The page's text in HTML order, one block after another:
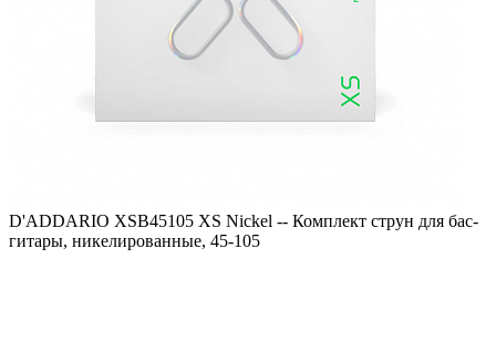
D'ADDARIO XSB45105 XS Nickel -- Комплект струн для бас-
гитары, никелированные, 45-105